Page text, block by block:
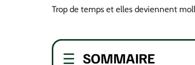
Trop de temps et elles deviennent
SOMMAIRE